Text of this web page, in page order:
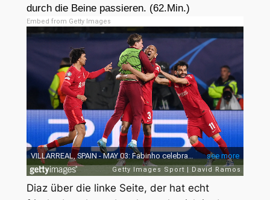
durch die Beine passieren. (62.Min.)
Embed from Getty Images
Diaz über die linke Seite, der hat echt